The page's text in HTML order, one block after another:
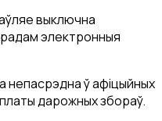
выключна
электронныя
непасрэдна ў афіцыйных
дарожных збораў.